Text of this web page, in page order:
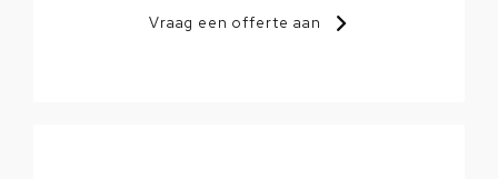
Vraag een offerte aan